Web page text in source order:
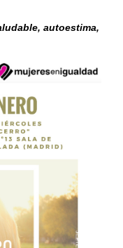
autoestima,